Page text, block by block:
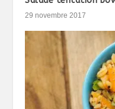
29 novembre 2017